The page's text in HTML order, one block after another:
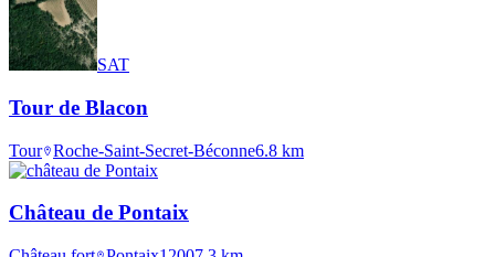
SAT
Tour de Blacon
Tour Roche-Saint-Secret-Béconne6.8 km
Château de Pontaix